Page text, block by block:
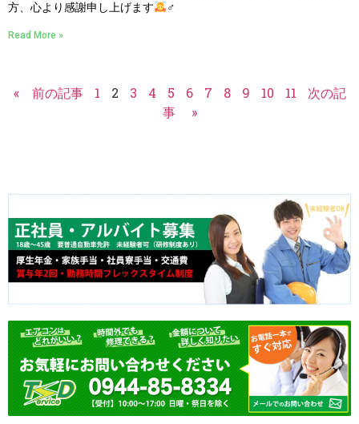
方、心より感謝申し上げます
‍♂
Read More »
« 前の記事 1 2 3 4 5 6 7 8 9 10 11
次の記
事 »